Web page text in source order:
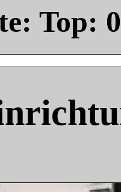
Top: 0